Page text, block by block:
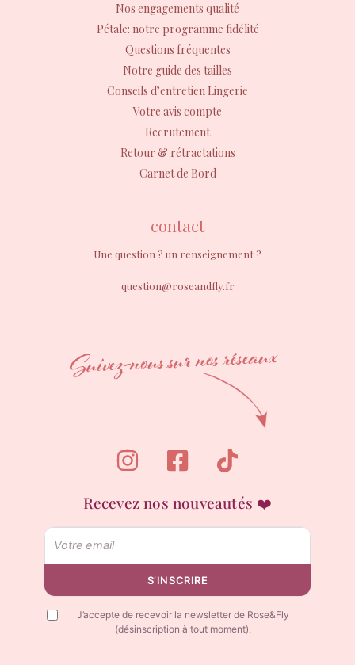
Nos engagements qualité
Pétale: notre programme fidélité
Questions fréquentes
Notre guide des tailles
Conseils d’entretien Lingerie
Votre avis compte
Recrutement
Retour & rétractations
Carnet de Bord
contact
Une question ? un renseignement ?
question@roseandfly.fr
Recevez nos nouveautés ❤️
Email
S’INSCRIRE
J’accepte de recevoir la newsletter de Rose&Fly
(désinscription à tout moment).